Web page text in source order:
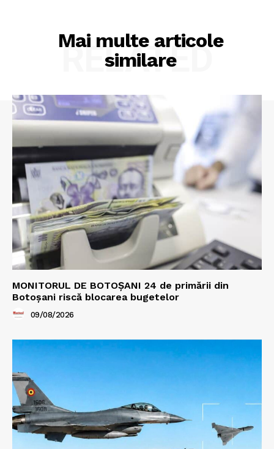
Mai multe articole
similare
RELATED
MONITORUL DE BOTOȘANI 24 de primării din
Botoșani riscă blocarea bugetelor
09/08/2026